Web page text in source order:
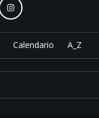
Calendario A_Z